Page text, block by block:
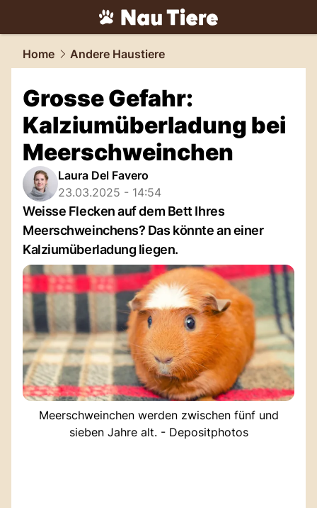
tiere.NAU.ch
Home Andere Haustiere
Grosse Gefahr:
Kalziumüberladung bei
Meerschweinchen
Laura Del Favero
23.03.2025 - 14:54
Weisse Flecken auf dem Bett Ihres
Meerschweinchens? Das könnte an einer
Kalziumüberladung liegen.
Meerschweinchen werden zwischen fünf und
sieben Jahre alt. - Depositphotos